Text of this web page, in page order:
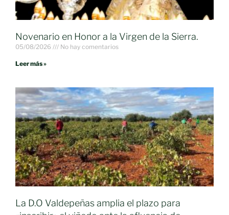
Novenario en Honor a la Virgen de la Sierra.
05/08/2026 No hay comentarios
Leer más »
La D.O Valdepeñas amplia el plazo para